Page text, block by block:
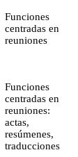
Funciones
centradas en
reuniones
Funciones
centradas en
reuniones:
actas,
resúmenes,
traducciones